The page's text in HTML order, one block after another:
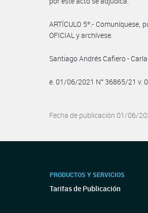
ARTÍCULO 5º.- Comuníquese,
OFICIAL y archívese.
Santiago Andrés Cafiero -
e. 01/06/2021 N° 36865/21 v.
Fecha de publicación 01/06/
PRODUCTOS Y SERVICIOS
Tarifas de Publicación